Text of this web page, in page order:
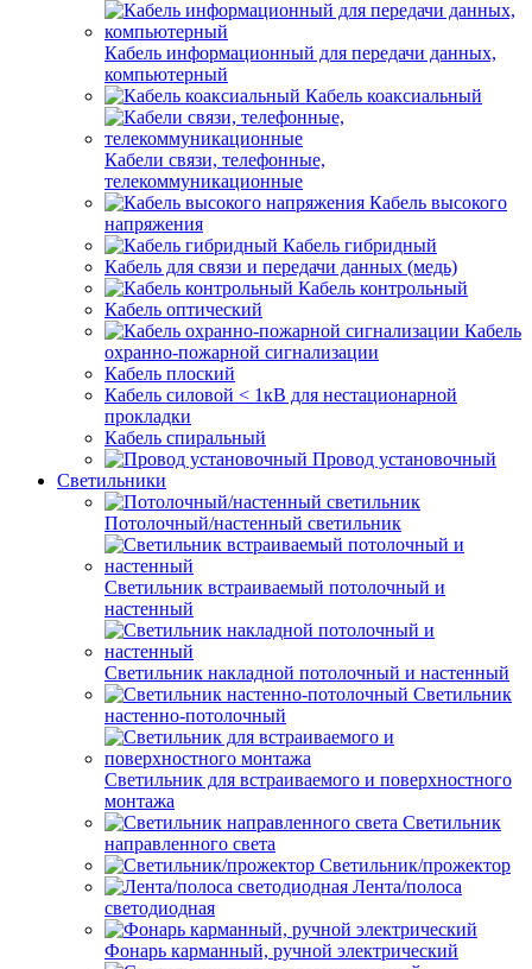
Кабель информационный для передачи данных,
компьютерный
Кабель коаксиальный
Кабели связи, телефонные,
телекоммуникационные
Кабель высокого
напряжения
Кабель гибридный
Кабель для связи и передачи данных (медь)
Кабель контрольный
Кабель оптический
Кабель
охранно-пожарной сигнализации
Кабель плоский
Кабель силовой < 1кВ для нестационарной
прокладки
Кабель спиральный
Провод установочный
Светильники
Потолочный/настенный светильник
Светильник встраиваемый потолочный и
настенный
Светильник накладной потолочный и настенный
Светильник
настенно-потолочный
Светильник для встраиваемого и поверхностного
монтажа
Светильник
направленного света
Светильник/прожектор
Лента/полоса
светодиодная
Фонарь карманный, ручной электрический